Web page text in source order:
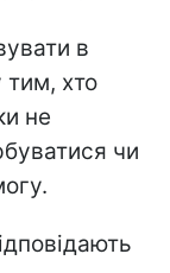
в
хто
не
чи